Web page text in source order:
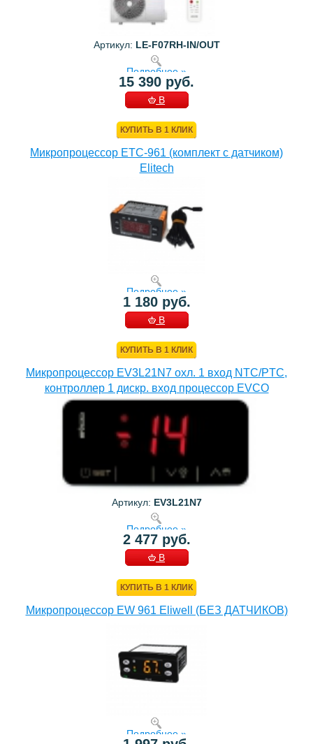
Артикул: LE-F07RH-IN/OUT
Подробнее »
15 390 руб.
В
КУПИТЬ В 1 КЛИК
Микропроцессор ETC-961 (комплект c датчиком)
Elitech
Подробнее »
1 180 руб.
В
КУПИТЬ В 1 КЛИК
Микропроцессор EV3L21N7 охл. 1 вход NTC/PTC,
контроллер 1 дискр. вход процессор EVCO
Артикул: EV3L21N7
Подробнее »
2 477 руб.
В
КУПИТЬ В 1 КЛИК
Микропроцессор EW 961 Eliwell (БЕЗ ДАТЧИКОВ)
Подробнее »